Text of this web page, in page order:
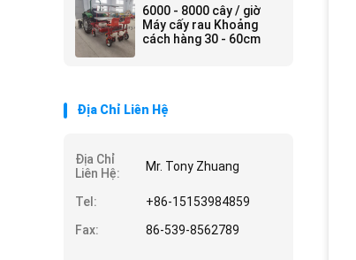
6000 - 8000 cây / giờ
Máy cấy rau Khoảng
cách hàng 30 - 60cm
Địa Chỉ Liên Hệ
Địa Chỉ
Liên Hệ:
Mr. Tony Zhuang
Tel:
+86-15153984859
Fax:
86-539-8562789